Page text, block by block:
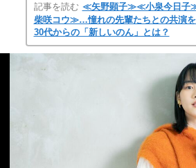
記事を読む ≪矢野顕子≫≪小泉今日
柴咲コウ≫…憧れの先輩たちとの共演
30代からの「新しいのん」とは？